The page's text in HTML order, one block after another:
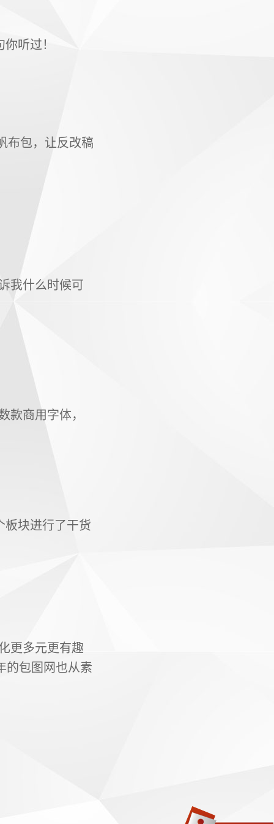
听过！
布包，让反改稿
我什么时候可
商用字体，
板块进行了干货
更多元更有趣
的包图网也从素